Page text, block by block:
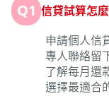
Q1 信貸試算怎
申請個人信
專人聯絡留
了解每月還
選擇最適合